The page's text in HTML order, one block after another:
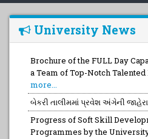
University News
Brochure of the FULL Day
a Team of Top-Notch
more...
બેકરી તાલીમમાં પ્રવેશ અંગેની
Progress of Soft Skill
Programmes by the